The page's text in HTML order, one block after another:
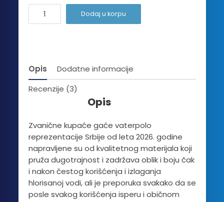
Serbia
Dodaj u korpu
Opis
Dodatne informacije
Recenzije (3)
Opis
Zvanične kupaće gaće vaterpolo
reprezentacije Srbije od leta 2026. godine
napravljene su od kvalitetnog materijala koji
pruža dugotrajnost i zadržava oblik i boju čak
i nakon čestog korišćenja i izlaganja
hlorisanoj vodi, ali je preporuka svakako da se
posle svakog korišćenja isperu i običnom